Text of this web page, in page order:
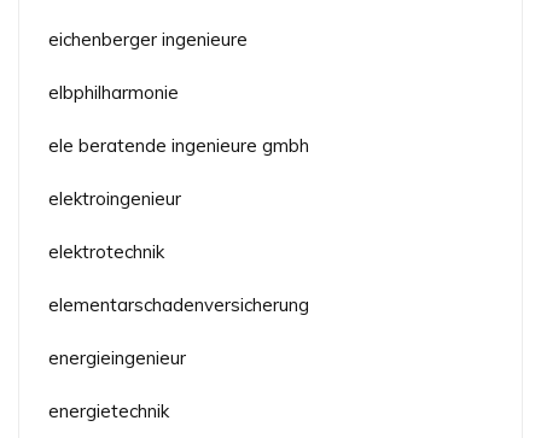
eichenberger ingenieure
elbphilharmonie
ele beratende ingenieure gmbh
elektroingenieur
elektrotechnik
elementarschadenversicherung
energieingenieur
energietechnik